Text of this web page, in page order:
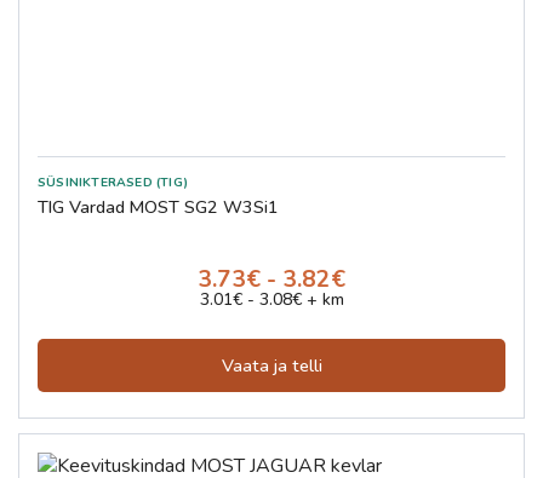
SÜSINIKTERASED (TIG)
TIG Vardad MOST SG2 W3Si1
3.73€ - 3.82€
3.01€ - 3.08€ + km
Vaata ja telli